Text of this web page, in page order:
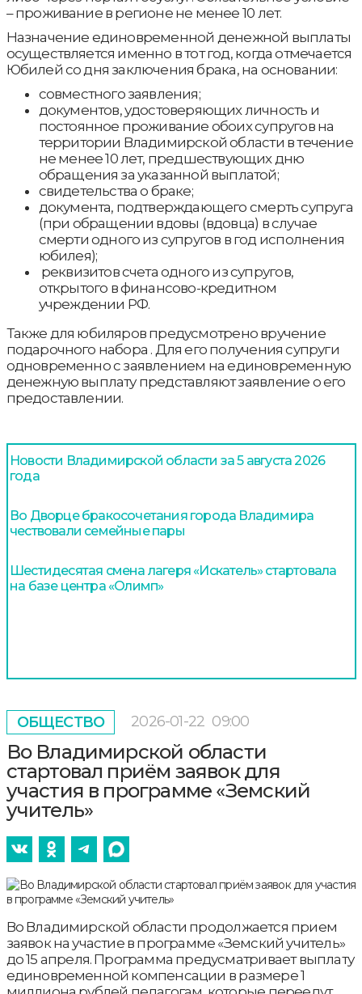
– проживание в регионе не менее 10 лет.
Назначение единовременной денежной выплаты
осуществляется именно в тот год, когда отмечается
Юбилей со дня заключения брака, на основании:
совместного заявления;
документов, удостоверяющих личность и
постоянное проживание обоих супругов на
территории Владимирской области в течение
не менее 10 лет, предшествующих дню
обращения за указанной выплатой;
свидетельства о браке;
документа, подтверждающего смерть супруга
(при обращении вдовы (вдовца) в случае
смерти одного из супругов в год исполнения
юбилея);
реквизитов счета одного из супругов,
открытого в финансово-кредитном
учреждении РФ.
Также для юбиляров предусмотрено вручение
подарочного набора . Для его получения супруги
одновременно с заявлением на единовременную
денежную выплату представляют заявление о его
предоставлении.
Новости Владимирской области за 5 августа 2026
года
Во Дворце бракосочетания города Владимира
чествовали семейные пары
Шестидесятая смена лагеря «Искатель» стартовала
на базе центра «Олимп»
ОБЩЕСТВО 2026-01-22 09:00
Во Владимирской области
стартовал приём заявок для
участия в программе «Земский
учитель»
Во Владимирской области продолжается прием
заявок на участие в программе «Земский учитель»
до 15 апреля. Программа предусматривает выплату
единовременной компенсации в размере 1